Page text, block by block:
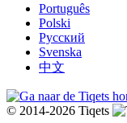
Português
Polski
Русский
Svenska
中文
© 2014-2026 Tiqets